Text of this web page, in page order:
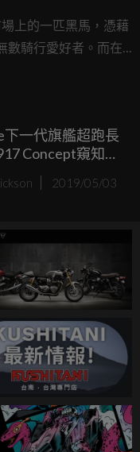
上的一匹黑馬，憑藉
數騎行愛好者。而在
，帶來了更多的舒適
下一代旗艦超跑長
Concept窺知未
2019/05/03